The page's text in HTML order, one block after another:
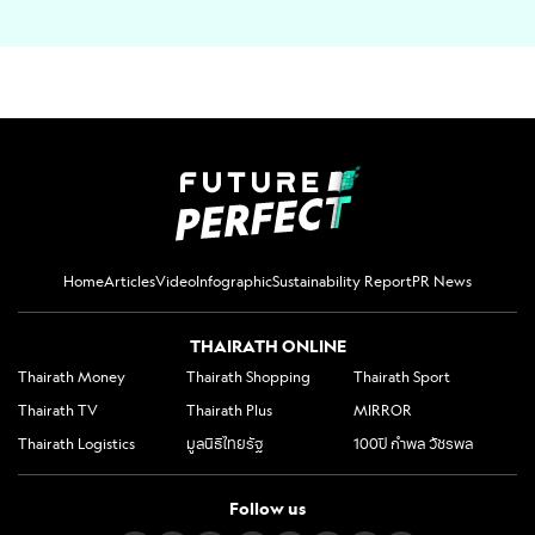
HomeArticlesVideoInfographicSustainability ReportPR News
THAIRATH ONLINE
Thairath Money Thairath Shopping
Thairath Sport
Thairath TV
Thairath Plus
MIRROR
Thairath Logistics
มูลนิธิไทยรัฐ 100ปี กำพล วัชรพล
Follow us